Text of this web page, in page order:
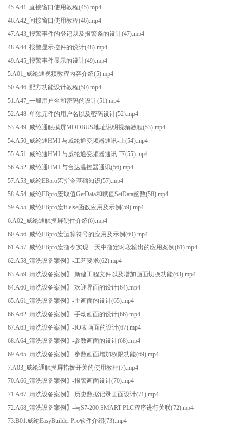
45.A41_直接窗口使用教程(45).mp4
46.A42_间接窗口使用教程(46).mp4
47.A43_报警事件的登记以及报警条的设计(47).mp4
48.A44_报警显示控件的设计(48).mp4
49.A45_报警事件显示的设计(49).mp4
5.A01_威纶通视频教程内容介绍(5).mp4
50.A46_配方功能设计教程(50).mp4
51.A47_一般用户名和密码的设计(51).mp4
52.A48_单独元件的用户名以及密码设计(52).mp4
53.A49_威纶通触摸屏MODBUS地址说明视频教程(53).mp4
54.A50_威纶通HMI 与威纶通变频器通讯-上(54).mp4
55.A51_威纶通HMI 与威纶通变频器通讯-下(55).mp4
56.A52_威纶通HMI 与台达温控器通讯(56).mp4
57.A53_威纶EBpro宏指令基础知识(57).mp4
58.A54_威纶EBpro宏取值GetData和赋值SetData函数(58).mp4
59.A55_威纶EBpro宏if else函数应用及示例(59).mp4
6.A02_威纶通触摸屏硬件介绍(6).mp4
60.A56_威纶EBpro宏运算符号的应用及示例(60).mp4
61.A57_威纶EBpro宏指令实现一天中指定时段输出的应用案例(61).mp4
62.A58_清洗设备案例】-工艺要求(62).mp4
63.A59_清洗设备案例】-新建工程文件以及增加画面切换功能(63).mp4
64.A60_清洗设备案例】-欢迎界面的设计(64).mp4
65.A61_清洗设备案例】-主画面的设计(65).mp4
66.A62_清洗设备案例】-手动画面的设计(66).mp4
67.A63_清洗设备案例】-IO表画面的设计(67).mp4
68.A64_清洗设备案例】-参数画面的设计(68).mp4
69.A65_清洗设备案例】-参数画面增加权限功能(69).mp4
7.A03_威纶通触摸屏指拨开关的使用教程(7).mp4
70.A66_清洗设备案例】-报警画面设计(70).mp4
71.A67_清洗设备案例】-历史数据记录画面设计(71).mp4
72.A68_清洗设备案例】-与S7-200 SMART PLC程序进行关联(72).mp4
73.B01.威纶EasyBuilder Pro软件介绍(73).mp4